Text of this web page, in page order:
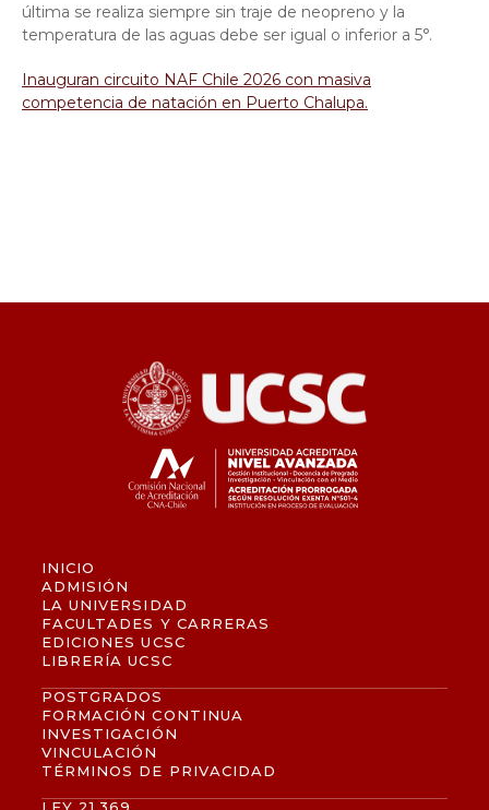
última se realiza siempre sin traje de neopreno y la
temperatura de las aguas debe ser igual o inferior a 5°.
Inauguran circuito NAF Chile 2026 con masiva
competencia de natación en Puerto Chalupa.
INICIO
ADMISIÓN
LA UNIVERSIDAD
FACULTADES Y CARRERAS
EDICIONES UCSC
LIBRERÍA UCSC
POSTGRADOS
FORMACIÓN CONTINUA
INVESTIGACIÓN
VINCULACIÓN
TÉRMINOS DE PRIVACIDAD